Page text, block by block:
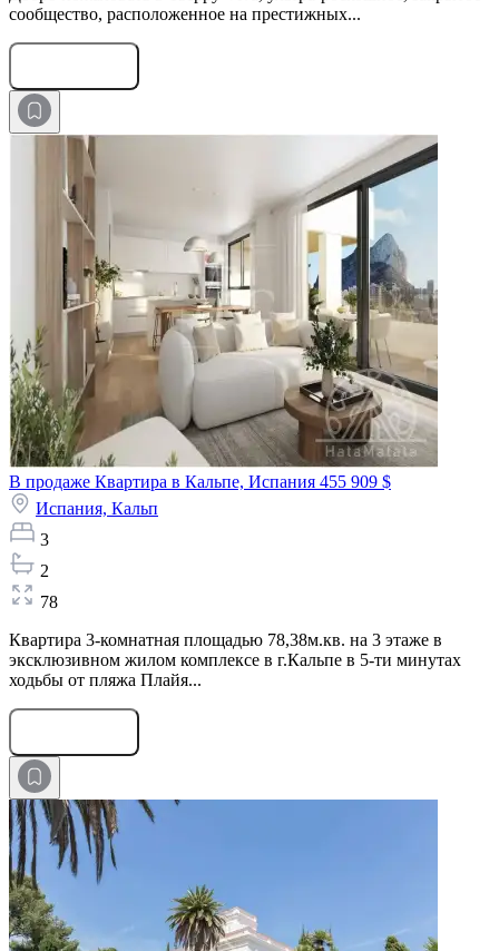
сообщество, расположенное на престижных...
В продаже Квартира в Кальпе, Испания 455 909 $
Испания, Кальп
3
2
78
Квартира 3-комнатная площадью 78,38м.кв. на 3 этаже в
эксклюзивном жилом комплексе в г.Кальпе в 5-ти минутах
ходьбы от пляжа Плайя...